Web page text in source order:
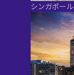
シンガポール